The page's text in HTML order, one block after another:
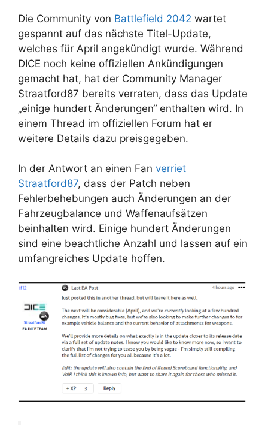
Die Community von Battlefield 2042 wartet
gespannt auf das nächste Titel-Update,
welches für April angekündigt wurde. Während
DICE noch keine offiziellen Ankündigungen
gemacht hat, hat der Community Manager
Straatford87 bereits verraten, dass das Update
„einige hundert Änderungen“ enthalten wird. In
einem Thread im offiziellen Forum hat er
weitere Details dazu preisgegeben.
In der Antwort an einen Fan verriet
Straatford87, dass der Patch neben
Fehlerbehebungen auch Änderungen an der
Fahrzeugbalance und Waffenaufsätzen
beinhalten wird. Einige hundert Änderungen
sind eine beachtliche Anzahl und lassen auf ein
umfangreiches Update hoffen.